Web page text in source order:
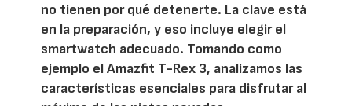
no tienen por qué detenerte. La clave está
en la preparación, y eso incluye elegir el
smartwatch adecuado. Tomando como
ejemplo el Amazfit T-Rex 3, analizamos las
características esenciales para disfrutar al